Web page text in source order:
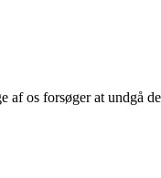
os forsøger at undgå